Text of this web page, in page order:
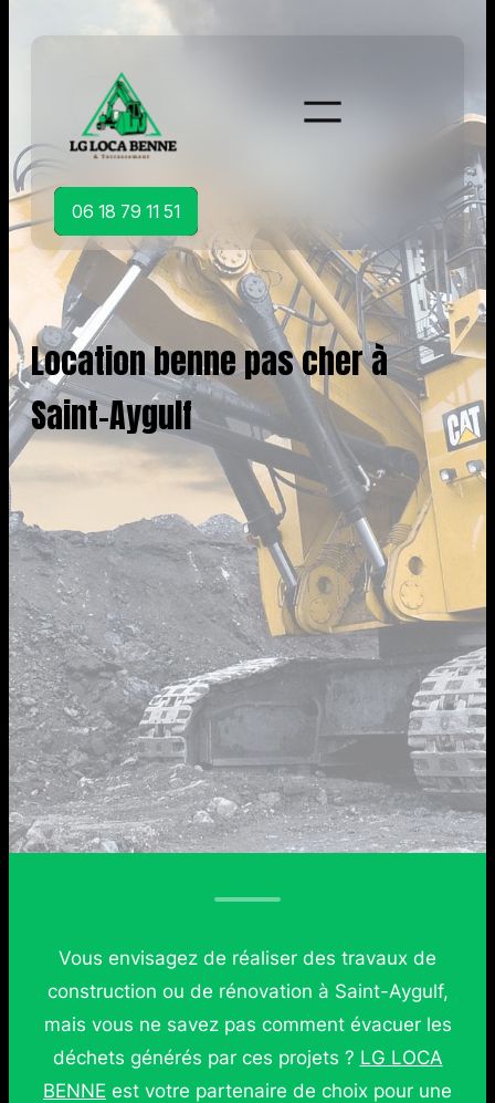
06 18 79 11 51
Location benne pas cher à
Saint-Aygulf
Vous envisagez de réaliser des travaux de
construction ou de rénovation à Saint-Aygulf,
mais vous ne savez pas comment évacuer les
déchets générés par ces projets ? LG LOCA
BENNE est votre partenaire de choix pour une